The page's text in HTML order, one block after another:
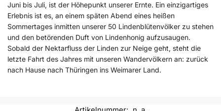
Juni bis Juli, ist der Höhepunkt unserer Ernte. Ein einzigartiges
Erlebnis ist es, an einem späten Abend eines heißen
Sommertages inmitten unserer 50 Lindenblütenvölker zu stehen
und den betörenden Duft von Lindenhonig aufzusaugen.
Sobald der Nektarfluss der Linden zur Neige geht, steht die
letzte Fahrt des Jahres mit unseren Wandervölkern an: zurück
nach Hause nach Thüringen ins Weimarer Land.